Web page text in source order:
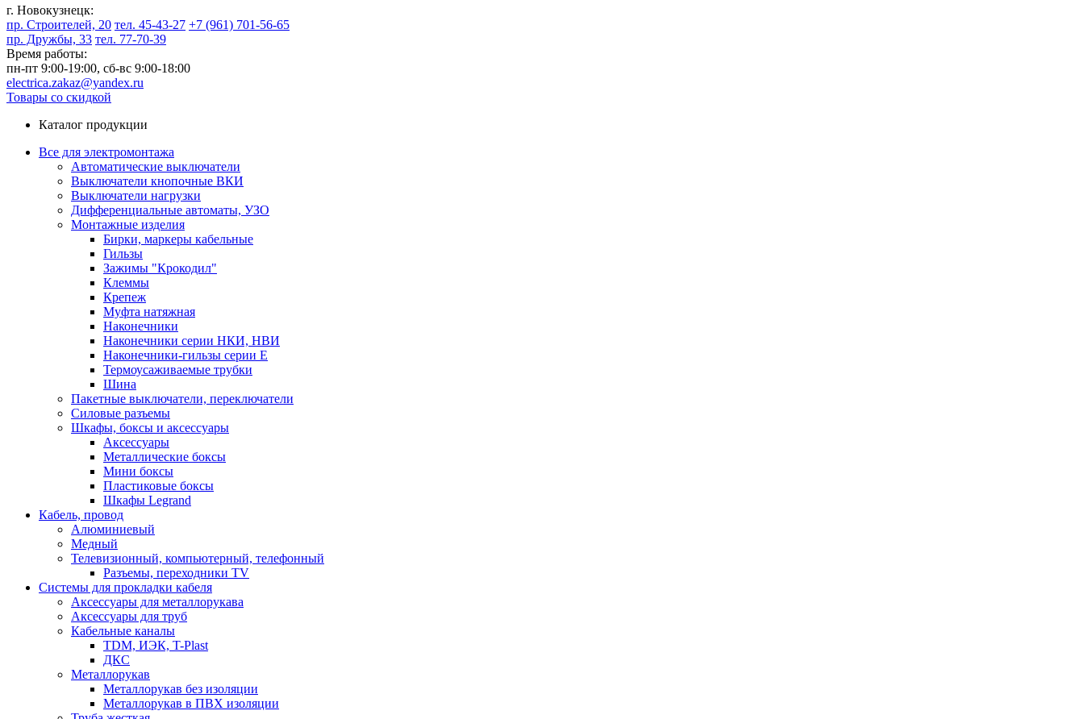
г. Новокузнецк:
пр. Строителей, 20 тел. 45-43-27 +7 (961) 701-56-65
пр. Дружбы, 33 тел. 77-70-39
Время работы:
пн-пт 9:00-19:00, сб-вс 9:00-18:00
electrica.zakaz@yandex.ru
Товары со скидкой
Каталог продукции
Все для электромонтажа
Автоматические выключатели
Выключатели кнопочные ВКИ
Выключатели нагрузки
Дифференциальные автоматы, УЗО
Монтажные изделия
Бирки, маркеры кабельные
Гильзы
Зажимы "Крокодил"
Клеммы
Крепеж
Муфта натяжная
Наконечники
Наконечники серии НКИ, НВИ
Наконечники-гильзы серии Е
Термоусаживаемые трубки
Шина
Пакетные выключатели, переключатели
Силовые разъемы
Шкафы, боксы и аксессуары
Аксессуары
Металлические боксы
Мини боксы
Пластиковые боксы
Шкафы Legrand
Кабель, провод
Алюминиевый
Медный
Телевизионный, компьютерный, телефонный
Разъемы, переходники TV
Системы для прокладки кабеля
Аксессуары для металлорукава
Аксессуары для труб
Кабельные каналы
TDM, ИЭК, T-Plast
ДКС
Металлорукав
Металлорукав без изоляции
Металлорукав в ПВХ изоляции